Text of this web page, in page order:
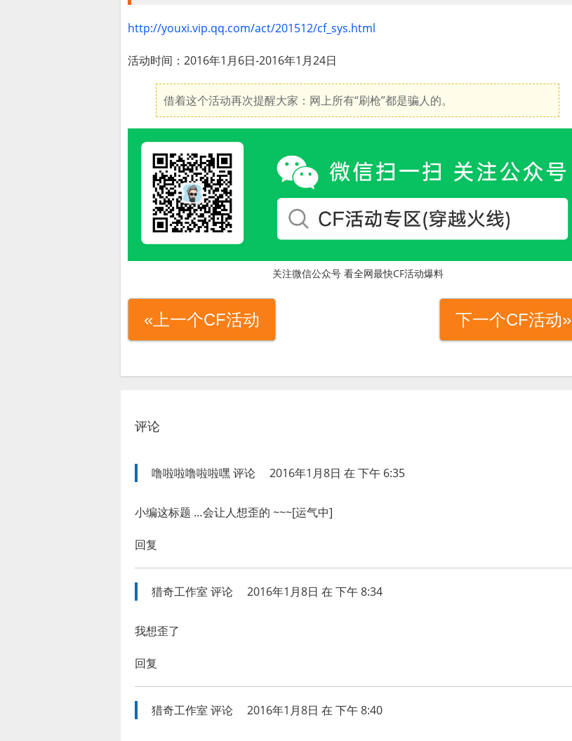
http://youxi.vip.qq.com/act/201512/cf_sys.html
活动时间：2016年1月6日-2016年1月24日
借着这个活动再次提醒大家：网上所有“刷枪”都是骗人的。
关注微信公众号 看全网最快CF活动爆料
«上一个CF活动 下一个CF活动»
评论
噜啦啦噜啦啦嘿评论 2016年1月8日 在 下午 6:35
小编这标题 …会让人想歪的 ~~~[运气中]
回复
猎奇工作室 评论 2016年1月8日 在 下午 8:34
我想歪了
回复
猎奇工作室 评论 2016年1月8日 在 下午 8:40